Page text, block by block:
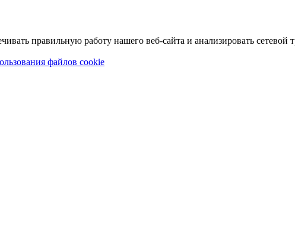
правильную работу нашего веб-сайта и анализировать сетевой
файлов cookie